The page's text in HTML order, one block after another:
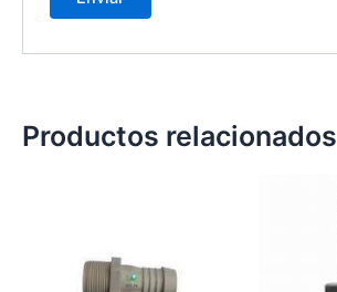
Productos relacionados